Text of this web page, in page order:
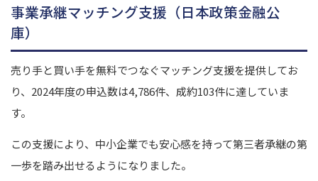
事業承継マッチング支援（日本政策金融公
庫）
売り手と買い手を無料でつなぐマッチング支援を提供してお
り、2024年度の申込数は4,786件、成約103件に達していま
す。
この支援により、中小企業でも安心感を持って第三者承継の第
一歩を踏み出せるようになりました。